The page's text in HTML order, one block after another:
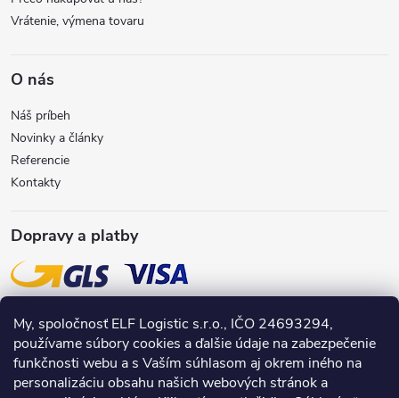
My, spoločnosť ELF Logistic s.r.o., IČO 24693294,
používame súbory cookies a ďalšie údaje na zabezpečenie
funkčnosti webu a s Vaším súhlasom aj okrem iného na
personalizáciu obsahu našich webových stránok a
v
y
v
ý
p
i
s
u
Vrátenie, výmena tovaru
O nás
Náš príbeh
Novinky a články
Referencie
Kontakty
Dopravy a platby